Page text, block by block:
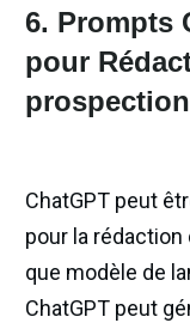
6. Prompts
pour
prospection
ChatGPT peut
pour la
que modèle de
ChatGPT peut